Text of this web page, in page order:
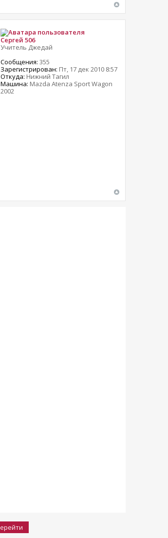
Сергей 506
Учитель Джедай
Сообщения: 355
Зарегистрирован: Пт, 17 дек 2010 8:57
Откуда: Нижний Тагил
Машина: Mazda Atenza Sport Wagon
2002